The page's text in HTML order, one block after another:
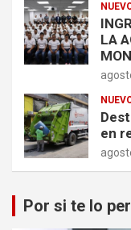
LA
en
Por si te lo